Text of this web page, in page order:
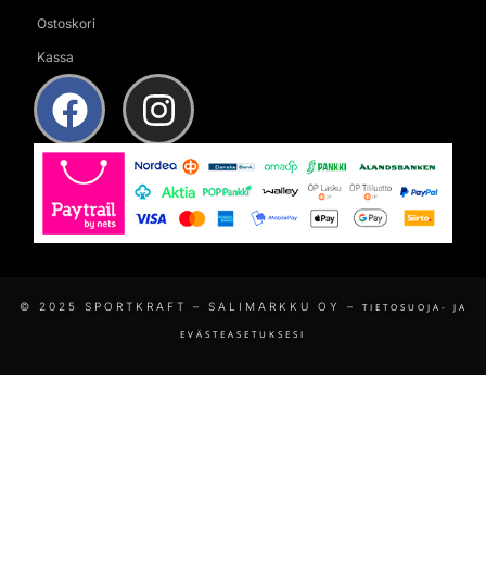
Ostoskori
Kassa
© 2025 SPORTKRAFT – SALIMARKKU OY – TIETOSUOJA- JA
EVÄSTEASETUKSESI